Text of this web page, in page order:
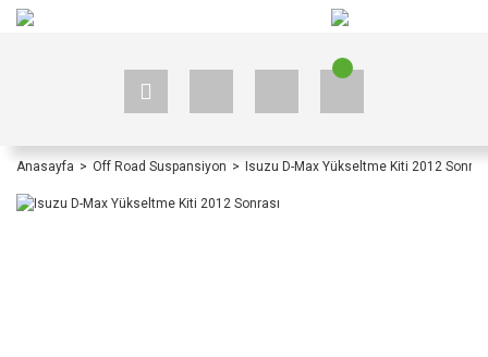
Anasayfa Off Road Suspansiyon Isuzu D-Max Yükseltme Kiti 2012